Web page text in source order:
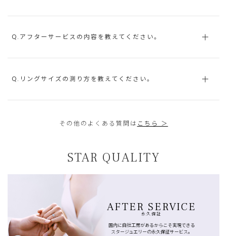
Q.アフターサービスの内容を教えてください。
Q.リングサイズの測り方を教えてください。
その他のよくある質問は こちら ＞
STAR QUALITY
AFTER SERVICE
永久保証
国内に自社工房があるからこそ実現できる
スタージュエリーの永久保証サービス。